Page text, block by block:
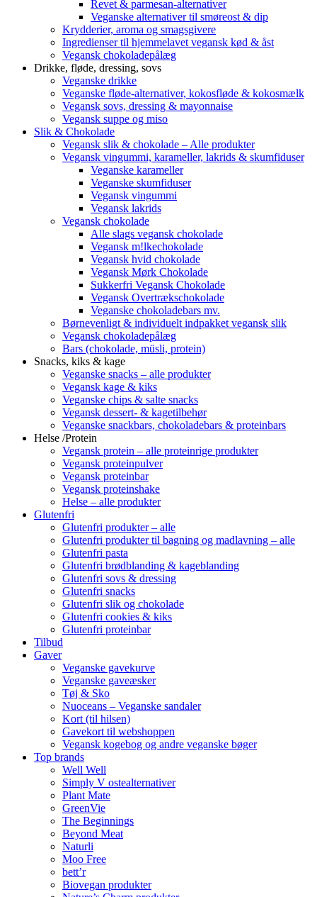
Revet & parmesan-alternativer
Veganske alternativer til smøreost & dip
Krydderier, aroma og smagsgivere
Ingredienser til hjemmelavet vegansk kød & åst
Vegansk chokoladepålæg
Drikke, fløde, dressing, sovs
Veganske drikke
Veganske fløde-alternativer, kokosfløde & kokosmælk
Vegansk sovs, dressing & mayonnaise
Vegansk suppe og miso
Slik & Chokolade
Vegansk slik & chokolade – Alle produkter
Vegansk vingummi, karameller, lakrids & skumfiduser
Veganske karameller
Veganske skumfiduser
Vegansk vingummi
Vegansk lakrids
Vegansk chokolade
Alle slags vegansk chokolade
Vegansk m!lkechokolade
Vegansk hvid chokolade
Vegansk Mørk Chokolade
Sukkerfri Vegansk Chokolade
Vegansk Overtrækschokolade
Veganske chokoladebars mv.
Børnevenligt & individuelt indpakket vegansk slik
Vegansk chokoladepålæg
Bars (chokolade, müsli, protein)
Snacks, kiks & kage
Veganske snacks – alle produkter
Vegansk kage & kiks
Veganske chips & salte snacks
Vegansk dessert- & kagetilbehør
Veganske snackbars, chokoladebars & proteinbars
Helse /Protein
Vegansk protein – alle proteinrige produkter
Vegansk proteinpulver
Vegansk proteinbar
Vegansk proteinshake
Helse – alle produkter
Glutenfri
Glutenfri produkter – alle
Glutenfri produkter til bagning og madlavning – alle
Glutenfri pasta
Glutenfri brødblanding & kageblanding
Glutenfri sovs & dressing
Glutenfri snacks
Glutenfri slik og chokolade
Glutenfri cookies & kiks
Glutenfri proteinbar
Tilbud
Gaver
Veganske gavekurve
Veganske gaveæsker
Tøj & Sko
Nuoceans – Veganske sandaler
Kort (til hilsen)
Gavekort til webshoppen
Vegansk kogebog og andre veganske bøger
Top brands
Well Well
Simply V ostealternativer
Plant Mate
GreenVie
The Beginnings
Beyond Meat
Naturli
Moo Free
bett’r
Biovegan produkter